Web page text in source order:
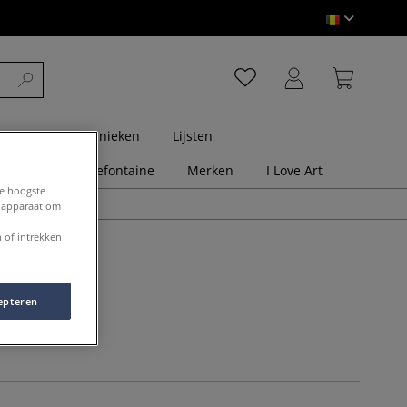
Druktechnieken
Lijsten
Clairefontaine Merken I Love Art
hoogste
om
of intrekken